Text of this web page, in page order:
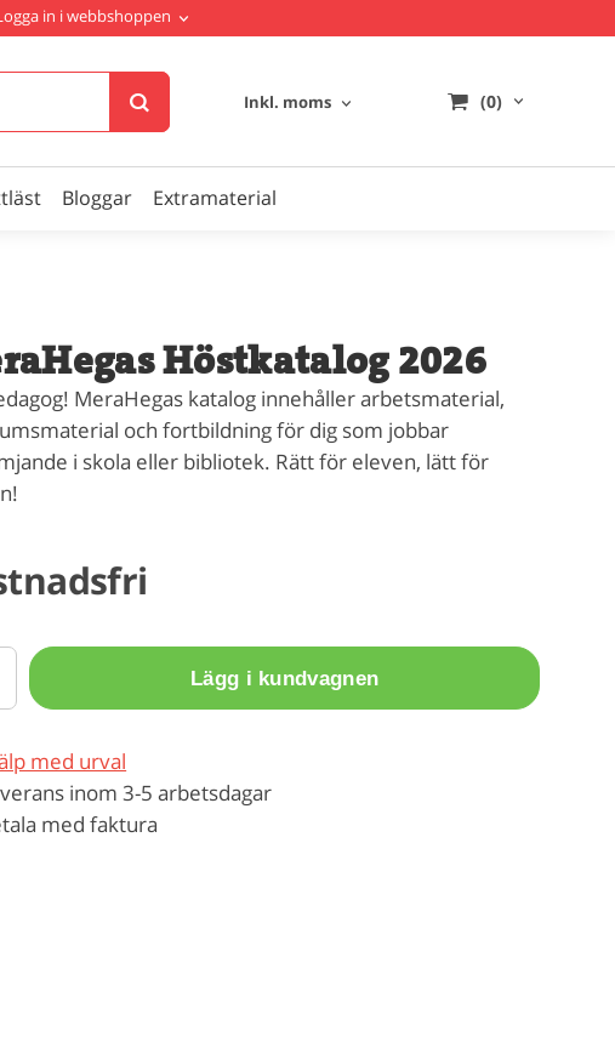
in i webbshoppen
Inkl. moms (0)
Bloggar Extramaterial
Höstkatalog 2026
MeraHegas katalog innehåller arbetsmaterial,
och fortbildning för dig som jobbar
i skola eller bibliotek. Rätt för eleven, lätt för
Lägg i kundvagnen
med urval
inom 3-5 arbetsdagar
med faktura